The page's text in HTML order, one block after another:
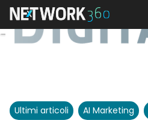
Ultimi articoli AI Marketing